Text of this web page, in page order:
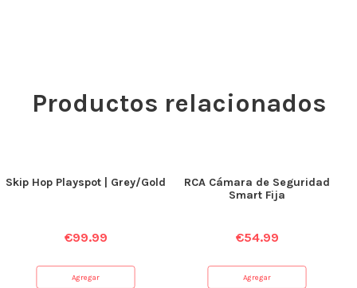
Productos relacionados
Skip Hop Playspot | Grey/Gold
€99.99
Agregar
RCA Cámara de Seguridad
Smart Fija
€54.99
Agregar